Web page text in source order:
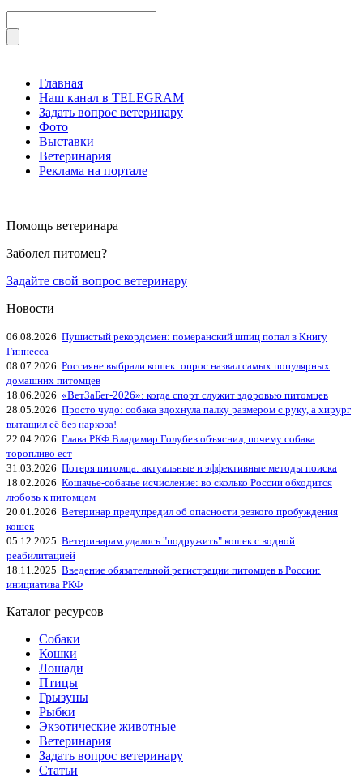
Главная
Наш канал в TELEGRAM
Задать вопрос ветеринару
Фото
Выставки
Ветеринария
Реклама на портале
Помощь ветеринара
Заболел питомец?
Задайте свой вопрос ветеринару
Новости
06.08.2026 Пушистый рекордсмен: померанский шпиц попал в Книгу
Гиннесса
08.07.2026 Россияне выбрали кошек: опрос назвал самых популярных
домашних питомцев
18.06.2026 «ВетЗаБег‑2026»: когда спорт служит здоровью питомцев
28.05.2026 Просто чудо: собака вдохнула палку размером с руку, а хирург
вытащил её без наркоза!
22.04.2026 Глава РКФ Владимир Голубев объяснил, почему собака
торопливо ест
31.03.2026 Потеря питомца: актуальные и эффективные методы поиска
18.02.2026 Кошачье-собачье исчисление: во сколько России обходится
любовь к питомцам
20.01.2026 Ветеринар предупредил об опасности резкого пробуждения
кошек
05.12.2025 Ветеринарам удалось "подружить" кошек с водной
реабилитацией
18.11.2025 Введение обязательной регистрации питомцев в России:
инициатива РКФ
Каталог ресурсов
Собаки
Кошки
Лошади
Птицы
Грызуны
Рыбки
Экзотические животные
Ветеринария
Задать вопрос ветеринару
Статьи